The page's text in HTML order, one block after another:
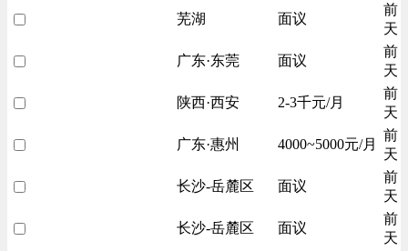
芜湖 面议
前
天
广东·东莞 面议
前
天
陕西·西安 2-3千元/月
前
天
广东·惠州 4000~5000元/月
前
天
长沙-岳麓区 面议
前
天
长沙-岳麓区 面议
前
天